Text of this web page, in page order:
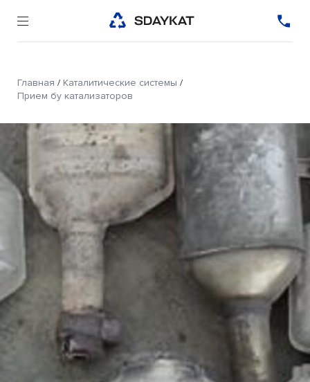
Главная / Каталитические системы /
Прием бу катализаторов